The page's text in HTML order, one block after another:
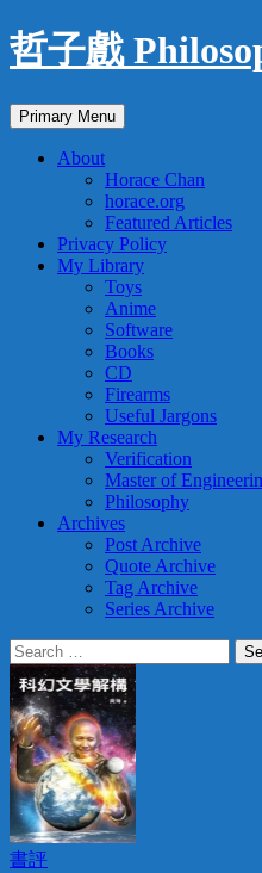
Skip
to
哲子戲
Search
Primary Menu
About
Horace Chan
horace.org
Featured Articles
Privacy Policy
My Library
Toys
Anime
Software
Books
CD
Firearms
Useful Jargons
My Research
Verification
Master of
Philosophy
Archives
Post Archive
Quote Archive
Tag Archive
Series Archive
Search
for:
書評